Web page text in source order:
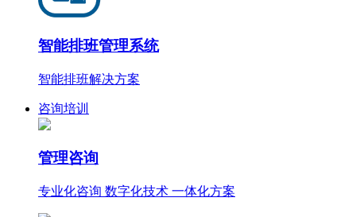
智能排班管理系统
智能排班解决方案
咨询培训
管理咨询
专业化咨询 数字化技术 一体化方案